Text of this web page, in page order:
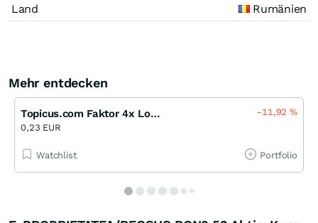
Land Rumänien
Mehr entdecken
Topicus.com Faktor 4x Long Open End (MS)
0,23 EUR
-11,92%
Watchlist Portfolio